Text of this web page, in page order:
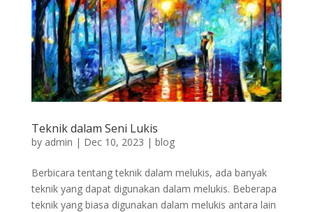
Teknik dalam Seni Lukis
by admin | Dec 10, 2023 | blog
Berbicara tentang teknik dalam melukis, ada banyak
teknik yang dapat digunakan dalam melukis. Beberapa
teknik yang biasa digunakan dalam melukis antara lain